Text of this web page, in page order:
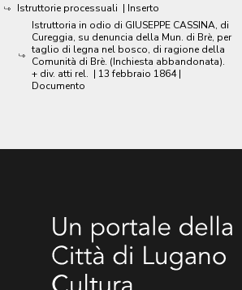
Istruttorie processuali | Inserto
Istruttoria in odio di GIUSEPPE CASSINA, di
Cureggia, su denuncia della Mun. di Brè, per
taglio di legna nel bosco, di ragione della
Comunità di Brè. (Inchiesta abbandonata).
+ div. atti rel. | 13 febbraio 1864 |
Documento